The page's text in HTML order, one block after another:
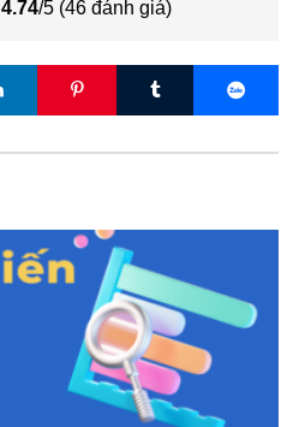
4.74/5 (46 đánh giá)